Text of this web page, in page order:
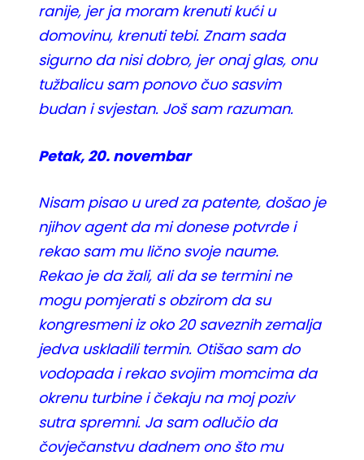
ranije, jer ja moram krenuti kući u
domovinu, krenuti tebi. Znam sada
sigurno da nisi dobro, jer onaj glas, onu
tužbalicu sam ponovo čuo sasvim
budan i svjestan. Još sam razuman.
Petak, 20. novembar
Nisam pisao u ured za patente, došao je
njihov agent da mi donese potvrde i
rekao sam mu lično svoje naume.
Rekao je da žali, ali da se termini ne
mogu pomjerati s obzirom da su
kongresmeni iz oko 20 saveznih zemalja
jedva uskladili termin. Otišao sam do
vodopada i rekao svojim momcima da
okrenu turbine i čekaju na moj poziv
sutra spremni. Ja sam odlučio da
čovječanstvu dadnem ono što mu